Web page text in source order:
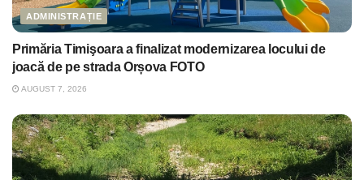
ADMINISTRAȚIE
Primăria Timişoara a finalizat modernizarea locului de
joacă de pe strada Orșova FOTO
AUGUST 7, 2026